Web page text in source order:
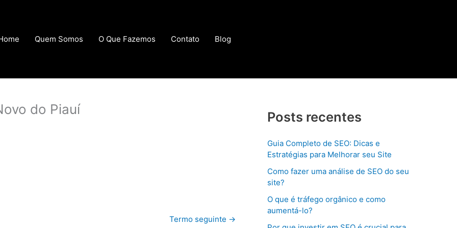
Quem Somos O Que Fazemos Contato Blog
do Piauí
Termo seguinte →
Posts recentes
Guia Completo de SEO: Dicas e
Estratégias para Melhorar seu Site
Como fazer uma análise de SEO do seu
site?
O que é tráfego orgânico e como
aumentá-lo?